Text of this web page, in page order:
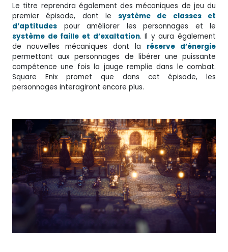
Le titre reprendra également des mécaniques de jeu du
premier épisode, dont le système de classes et
d’aptitudes pour améliorer les personnages et le
système de faille et d’exaltation. Il y aura également
de nouvelles mécaniques dont la réserve d’énergie
permettant aux personnages de libérer une puissante
compétence une fois la jauge remplie dans le combat.
Square Enix promet que dans cet épisode, les
personnages interagiront encore plus.